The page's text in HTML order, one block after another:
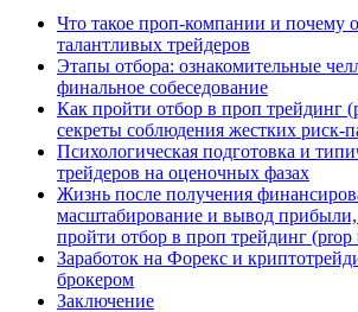
Что такое проп-компании и почему
талантливых трейдеров
Этапы отбора: ознакомительные
финальное собеседование
Как пройти отбор в проп трейдинг
секреты соблюдения жестких риск-
Психологическая подготовка и
трейдеров на оценочных фазах
Жизнь после получения
масштабирование и вывод прибыли,
пройти отбор в проп трейдинг (prop
Заработок на Форекс и
брокером
Заключение